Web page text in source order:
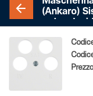
(Ankaro)